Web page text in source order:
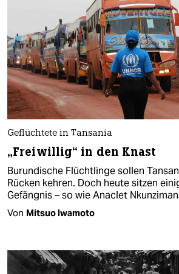
Geflüchtete in Tansania
„Freiwillig“ in den Knast
Burundische Flüchtlinge sollen
Rücken kehren. Doch heute sitzen
Gefängnis – so wie Anaclet
Von Mitsuo Iwamoto